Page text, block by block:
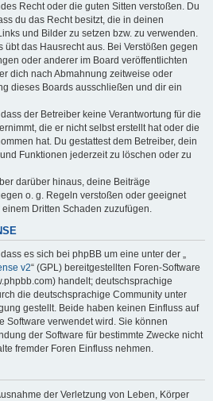
Recht oder die guten Sitten verstoßen. Du
du das Recht besitzt, die in deinen
und Bilder zu setzen bzw. zu verwenden.
übt das Hausrecht aus. Bei Verstößen gegen
oder anderer im Board veröffentlichten
dich nach Abmahnung zeitweise oder
dieses Boards ausschließen und dir ein
der Betreiber keine Verantwortung für die
die er nicht selbst erstellt hat oder die
hat. Du gestattest dem Betreiber, dein
Funktionen jederzeit zu löschen oder zu
darüber hinaus, deine Beiträge
o. g. Regeln verstoßen oder geeignet
Dritten Schaden zuzufügen.
es sich bei phpBB um eine unter der „
v2“ (GPL) bereitgestellten Foren-Software
handelt; deutschsprachige
die deutschsprachige Community unter
gestellt. Beide haben keinen Einfluss auf
Software verwendet wird. Sie können
der Software für bestimmte Zwecke nicht
fremder Foren Einfluss nehmen.
der Verletzung von Leben, Körper